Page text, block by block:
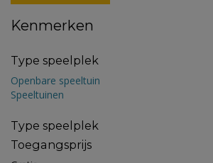
Kenmerken
Type speelplek
Openbare speeltuin
Speeltuinen
Type speelplek
Toegangsprijs